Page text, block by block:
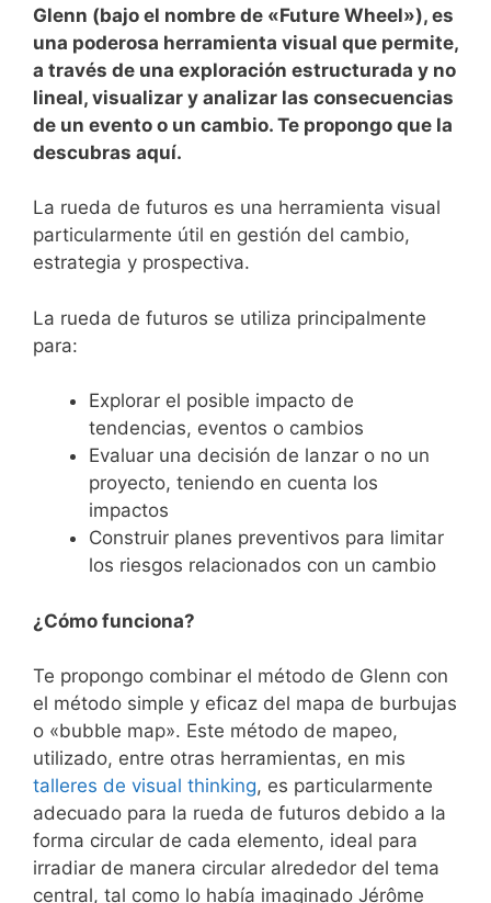
Glenn (bajo el nombre de «Future Wheel»), es
una poderosa herramienta visual que permite,
a través de una exploración estructurada y no
lineal, visualizar y analizar las consecuencias
de un evento o un cambio. Te propongo que la
descubras aquí.
La rueda de futuros es una herramienta visual
particularmente útil en gestión del cambio,
estrategia y prospectiva.
La rueda de futuros se utiliza principalmente
para:
Explorar el posible impacto de
tendencias, eventos o cambios
Evaluar una decisión de lanzar o no un
proyecto, teniendo en cuenta los
impactos
Construir planes preventivos para limitar
los riesgos relacionados con un cambio
¿Cómo funciona?
Te propongo combinar el método de Glenn con
el método simple y eficaz del mapa de burbujas
o «bubble map». Este método de mapeo,
utilizado, entre otras herramientas, en mis
talleres de visual thinking, es particularmente
adecuado para la rueda de futuros debido a la
forma circular de cada elemento, ideal para
irradiar de manera circular alrededor del tema
central, tal como lo había imaginado Jérôme